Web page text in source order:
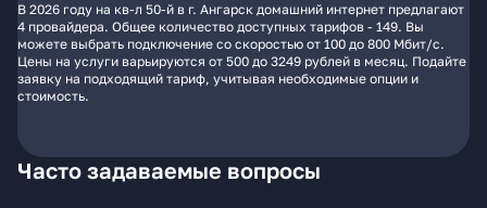
В 2026 году на кв-л 50-й в г. Ангарск домашний интернет предлагают
4 провайдера. Общее количество доступных тарифов - 149. Вы
можете выбрать подключение со скоростью от 100 до 800 Мбит/с.
Цены на услуги варьируются от 500 до 3249 рублей в месяц. Подайте
заявку на подходящий тариф, учитывая необходимые опции и
стоимость.
Часто задаваемые вопросы